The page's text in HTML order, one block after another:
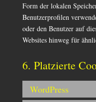
Form der lokalen
Benutzerprofilen
oder den Benutzer auf
Websites hinweg für
6. Platzierte
WordPress